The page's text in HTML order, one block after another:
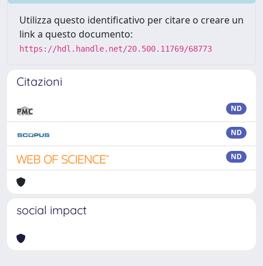
Utilizza questo identificativo per citare o creare un
link a questo documento:
https://hdl.handle.net/20.500.11769/68773
Citazioni
ND
ND
ND
social impact